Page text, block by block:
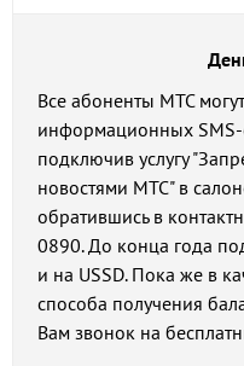
Все абоненты МТС
информационных
подключив услугу
новостями МТС" в
обратившись в
0890. До конца года
и на USSD. Пока же в
способа получения
Вам звонок на